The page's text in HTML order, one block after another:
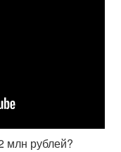
млн рублей?